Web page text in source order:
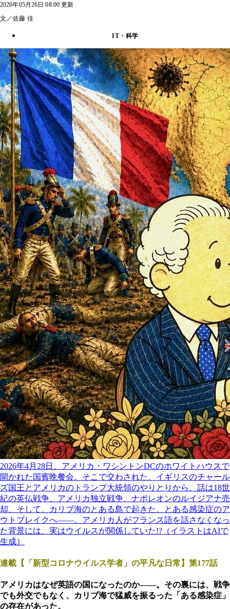
2026年05月26日 08:00 更新
文／佐藤 佳
IT・科学
2026年4月28日、アメリカ・ワシントンDCのホワイトハウスで
開かれた国賓晩餐会。そこで交わされた、イギリスのチャール
ズ国王とアメリカのトランプ大統領のやりとりから、話は18世
紀の英仏戦争、アメリカ独立戦争、ナポレオンのルイジアナ売
却、そして、カリブ海のとある島で起きた、とある感染症のア
ウトブレイクへ――。アメリカ人がフランス語を話さなくなっ
た背景には、実はウイルスが関係していた!?（イラストはAIで
生成）
連載【「新型コロナウイルス学者」の平凡な日常】第177話
アメリカはなぜ英語の国になったのか――。その裏には、戦争
でも外交でもなく、カリブ海で猛威を振るった「ある感染症」
の存在があった。